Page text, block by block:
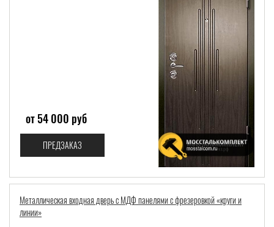
от 54 000 руб
ПРЕДЗАКАЗ
Металлическая входная дверь с МДФ панелями с фрезеровкой «круги и
линии»